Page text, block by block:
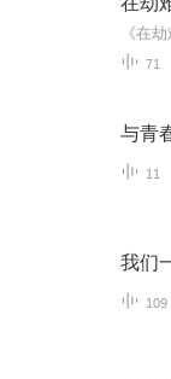
71
与青
11
我们
109